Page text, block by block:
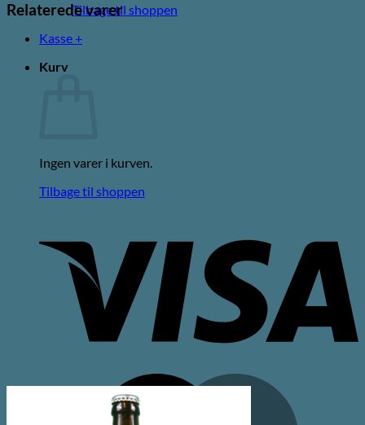
Tilbage til shoppen
Kasse +
Kurv
Ingen varer i kurven.
Tilbage til shoppen
Relaterede varer